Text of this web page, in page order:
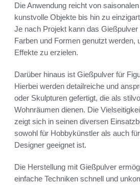
Die Anwendung reicht von
kunstvolle Objekte bis hin zu
Je nach Projekt kann das
Farben und Formen genutzt werden,
Effekte zu erzielen.
Darüber hinaus ist Gießpulver für
Hierbei werden detailreiche und
oder Skulpturen gefertigt, die als
Wohnräumen dienen. Die
zeigt sich in seinen diversen
sowohl für Hobbykünstler als auch
Designer geeignet ist.
Die Herstellung mit Gießpulver
einfache Techniken schnell und